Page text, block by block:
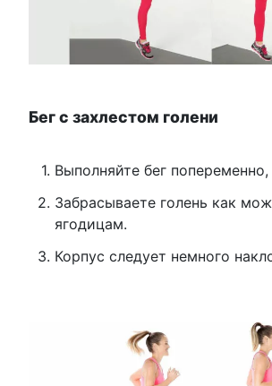
Бег с захлестом голени
Выполняйте бег попеременно,
Забрасываете голень как
ягодицам.
Корпус следует немного